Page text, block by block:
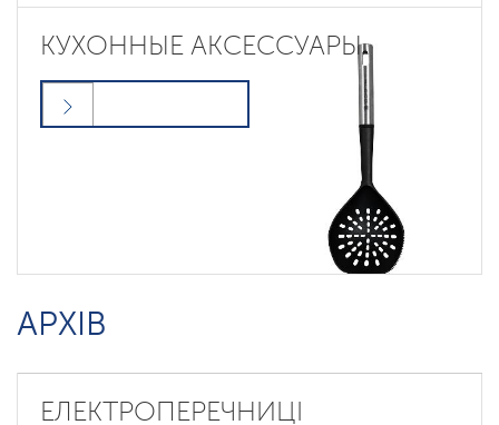
КУХОННЫЕ АКСЕССУАРЫ
АРХІВ
ЕЛЕКТРОПЕРЕЧНИЦІ